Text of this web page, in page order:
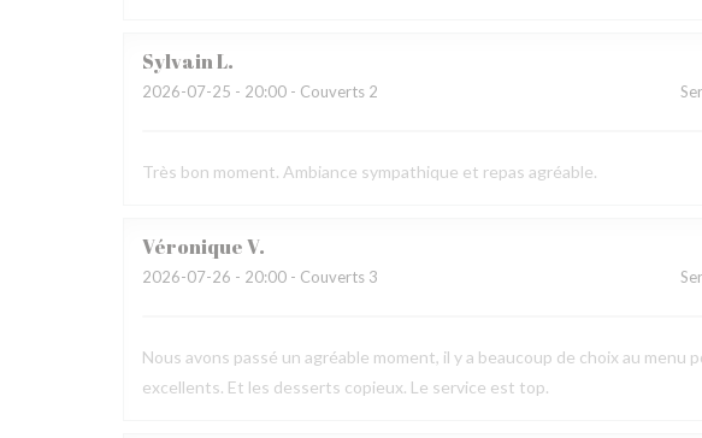
SylvainL
2026-07-25 - 20:00 - Couverts 2
Très bon moment. Ambiance sympathique et repas agréable.
VéroniqueV
2026-07-26 - 20:00 - Couverts 3
Nous avons passé un agréable moment, il y a beaucoup de choix au
excellents. Et les desserts copieux. Le service est top.